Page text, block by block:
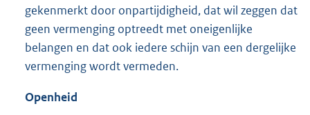
gekenmerkt door onpartijdigheid, dat wil zeggen dat
geen vermenging optreedt met oneigenlijke
belangen en dat ook iedere schijn van een dergelijke
vermenging wordt vermeden.
Openheid